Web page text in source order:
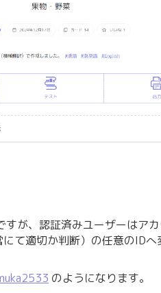
が、認証済みユーザーはア
て適切か判断）の任意のIDへ
のようになります。